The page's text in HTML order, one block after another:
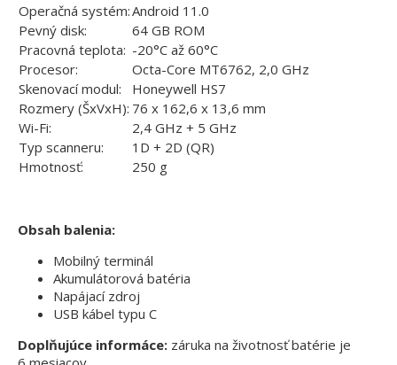
Operačná systém:Android 11.0
Pevný disk:
64 GB ROM
Pracovná teplota: -20°C až 60°C
Procesor:
Octa-Core MT6762, 2,0 GHz
Skenovací modul:
Honeywell HS7
Rozmery (ŠxVxH): 76 x 162,6 x 13,6 mm
Wi-Fi:
2,4 GHz + 5 GHz
Typ scanneru:
1D + 2D (QR)
Hmotnosť:
250 g
Obsah balenia:
Mobilný terminál
Akumulátorová batéria
Napájací zdroj
USB kábel typu C
Doplňujúce informáce: záruka na životnosť batérie je